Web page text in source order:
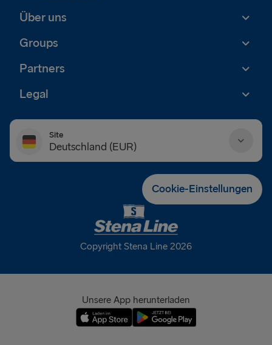
Über uns
Groups
Partners
Legal
Site
Deutschland (EUR)
France (EUR)
International (EUR)
Cookie-Einstellungen
Copyright Stena Line 2026
Unsere App herunterladen